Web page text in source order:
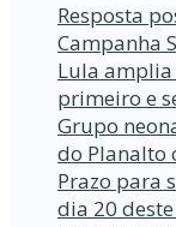
Resposta
Campanha
Lula amplia
primeiro e
Grupo
do Planalto
Prazo para
dia 20